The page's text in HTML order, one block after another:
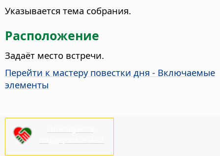
Указывается тема собрания.
Расположение
Задаёт место встречи.
Перейти к мастеру повестки дня - Включаемые
элементы